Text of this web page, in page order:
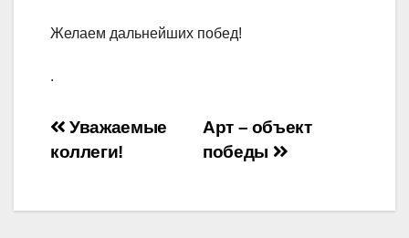
Желаем дальнейших побед!
.
Навигация
записям
Арт – объект
победы
Уважаемые
коллеги!